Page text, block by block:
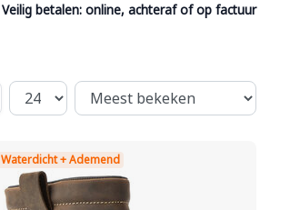
Veilig betalen: online, achteraf of op factuur
Waterdicht + Ademend